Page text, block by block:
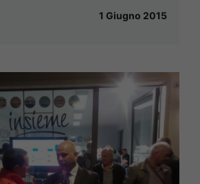
1 Giugno 2015